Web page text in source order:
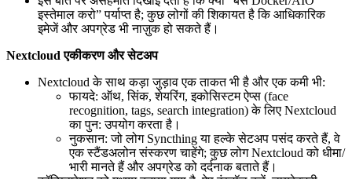
इस्तेमाल करो” पर्याप्त है; कुछ लोगों की शिकायत है कि आधिकारिक
इमेजें और अपग्रेड भी नाज़ुक हो सकते हैं।
Nextcloud एकीकरण और सेटअप
Nextcloud के साथ कड़ा जुड़ाव एक ताकत भी है और एक कमी भी:
फायदे: ऑथ, सिंक, शेयरिंग, इकोसिस्टम ऐप्स (face
recognition, tags, search integration) के लिए Nextcloud
का पुन: उपयोग करता है।
नुकसान: जो लोग Syncthing या हल्के सेटअप पसंद करते हैं, वे
एक स्टैंडअलोन संस्करण चाहेंगे; कुछ लोग Nextcloud को धीमा/
भारी मानते हैं और अपग्रेड को दर्दनाक बताते हैं।